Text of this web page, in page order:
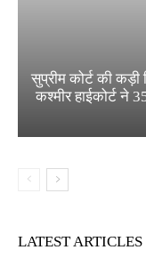
सुप्रीम कोर्ट की कड़ी
कश्मीर हाईकोर्ट ने
LATEST ARTICLES